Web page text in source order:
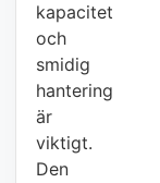
kapacitet
och
smidig
hantering
är
viktigt.
Den